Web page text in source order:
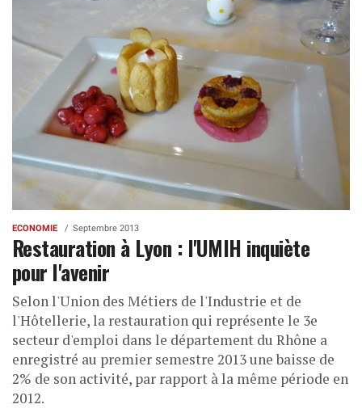
ECONOMIE Septembre 2013
Restauration à Lyon : l'UMIH inquiète
pour l'avenir
Selon l'Union des Métiers de l'Industrie et de
l'Hôtellerie, la restauration qui représente le 3e
secteur d'emploi dans le département du Rhône a
enregistré au premier semestre 2013 une baisse de
2% de son activité, par rapport à la même période en
2012.